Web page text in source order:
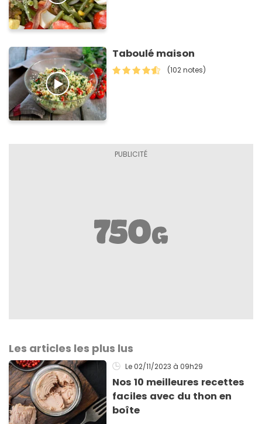
Taboulé maison
(102 notes)
Les articles les plus lus
Le 02/11/2023 à 09h29
Nos 10 meilleures recettes
faciles avec du thon en
boîte